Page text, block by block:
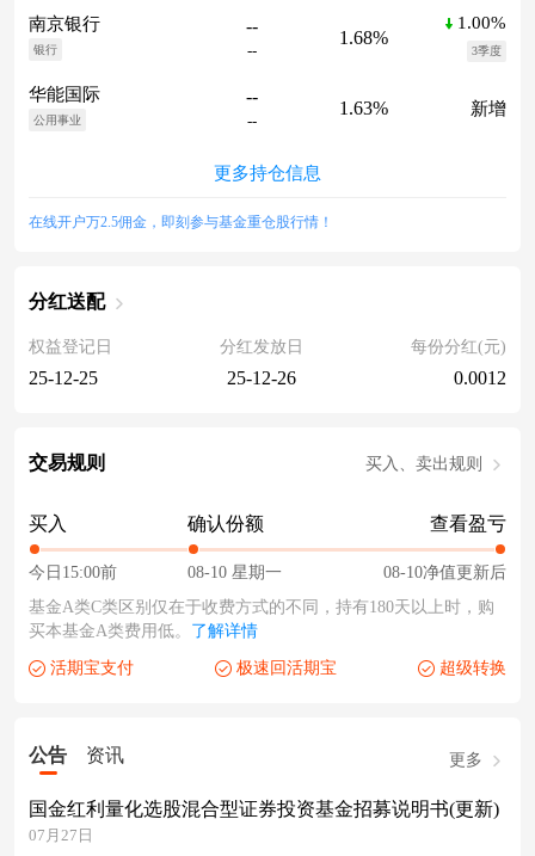
南京银行
银行
--
--
1.68%
1.00%
3季度
华能国际
公用事业
--
--
1.63% 新增
更多持仓信息
在线开户万2.5佣金，即刻参与基金重仓股行情！
分红送配
权益登记日
25-12-25
分红发放日
25-12-26
每份分红(元)
0.0012
交易规则 买入、卖出规则
买入
今日15:00前
确认份额
08-10 星期一
查看盈亏
08-10净值更新后
基金A类C类区别仅在于收费方式的不同，持有180天以上时，购
买本基金A类费用低。 了解详情
活期宝支付 极速回活期宝 超级转换
公告 资讯 更多
国金红利量化选股混合型证券投资基金招募说明书(更新)
07月27日